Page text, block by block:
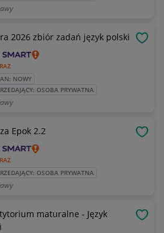
2026 zbiór zadań język polski
NOWY
OSOBA PRYWATNA
Epok 2.2
OSOBA PRYWATNA
maturalne - Język